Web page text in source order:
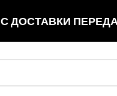
ДОСТАВКИ